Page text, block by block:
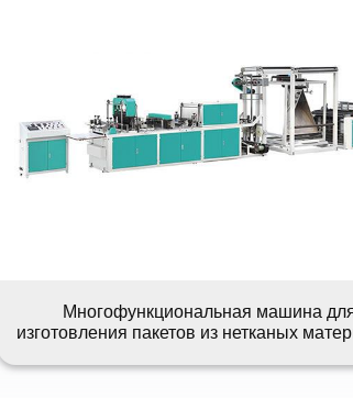
Многофункциональная машина
изготовления пакетов из нетканых